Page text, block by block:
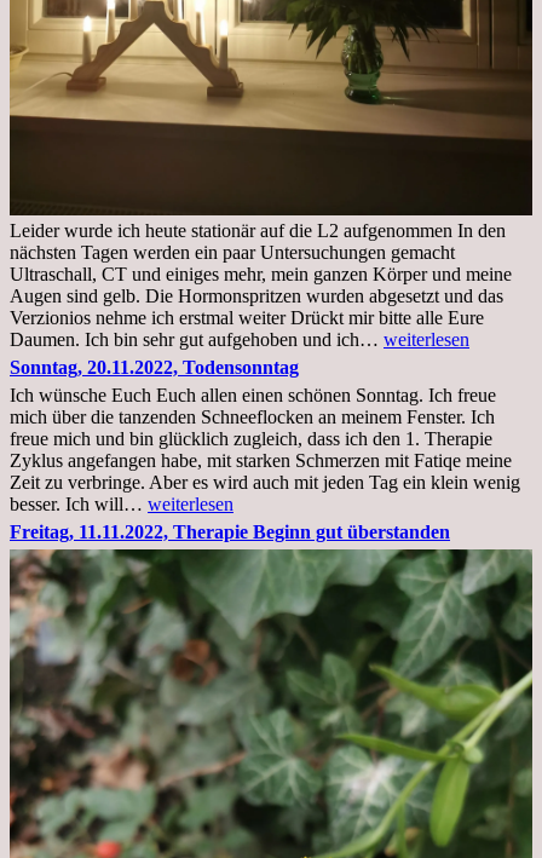
Leider wurde ich heute stationär auf die L2 aufgenommen In den
nächsten Tagen werden ein paar Untersuchungen gemacht
Ultraschall, CT und einiges mehr, mein ganzen Körper und meine
Augen sind gelb. Die Hormonspritzen wurden abgesetzt und das
Verzionios nehme ich erstmal weiter Drückt mir bitte alle Eure
Daumen. Ich bin sehr gut aufgehoben und ich… Mittwoch.
Krankenhaus
stationär
weiterlesen
Sonntag, 20.11.2022, Todensonntag
Ich wünsche Euch Euch allen einen schönen Sonntag. Ich freue
mich über die tanzenden Schneeflocken an meinem Fenster. Ich
freue mich und bin glücklich zugleich, dass ich den 1. Therapie
Zyklus angefangen habe, mit starken Schmerzen mit Fatiqe meine
Zeit zu verbringe. Aber es wird auch mit jeden Tag ein klein wenig
besser. Ich will… Sonntag,
20.11.2022,
Todensonntag
weiterlesen
Freitag, 11.11.2022, Therapie Beginn gut überstanden